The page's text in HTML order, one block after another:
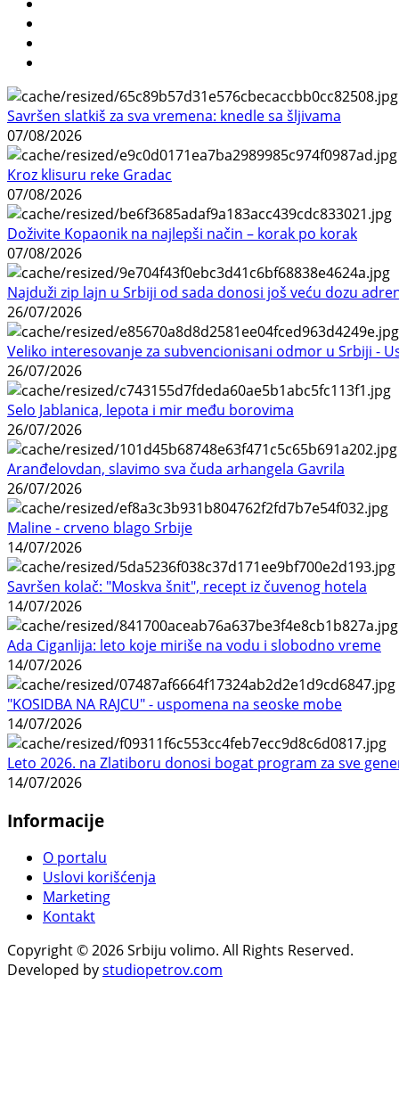
Savršen slatkiš za sva vremena: knedle sa šljivama
07/08/2026
Kroz klisuru reke Gradac
07/08/2026
Doživite Kopaonik na najlepši način – korak po korak
07/08/2026
Najduži zip lajn u Srbiji od sada donosi još veću dozu
26/07/2026
Veliko interesovanje za subvencionisani odmor u Srbiji -
26/07/2026
Selo Jablanica, lepota i mir među borovima
26/07/2026
Aranđelovdan, slavimo sva čuda arhangela Gavrila
26/07/2026
Maline - crveno blago Srbije
14/07/2026
Savršen kolač: "Moskva šnit", recept iz čuvenog hotela
14/07/2026
Ada Ciganlija: leto koje miriše na vodu i slobodno vreme
14/07/2026
"KOSIDBA NA RAJCU" - uspomena na seoske mobe
14/07/2026
Leto 2026. na Zlatiboru donosi bogat program za sve
14/07/2026
Informacije
O portalu
Uslovi korišćenja
Marketing
Kontakt
Copyright © 2026 Srbiju volimo. All Rights Reserved.
Developed bystudiopetrov.com